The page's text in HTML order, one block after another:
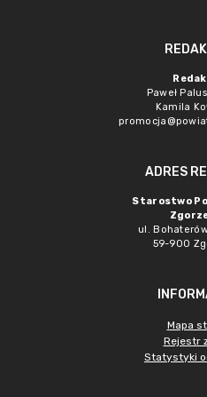
Paweł
Kamila
ADRES
Starostwo
ul.
59-900
Mapa
Rejestr
Statystyki